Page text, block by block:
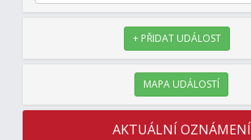
+ PŘIDAT UDÁLOST
MAPA UDÁLOSTÍ
AKTUÁLNÍ OZNÁMENÍ